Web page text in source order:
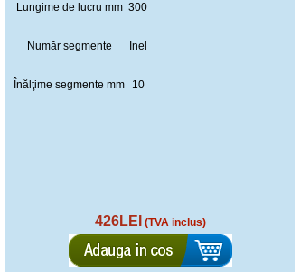
Lungime de lucru mm 300
Număr segmente Inel
Înălţime segmente mm 10
426LEI (TVA inclus)